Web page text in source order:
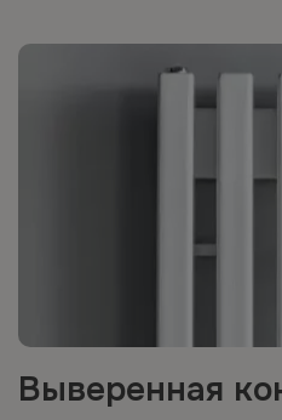
Выверенная